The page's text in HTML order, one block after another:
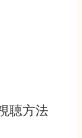
聴方法